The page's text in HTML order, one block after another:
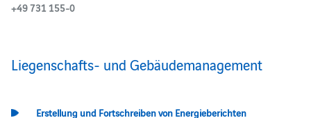
+49 731 155-0
Liegenschafts- und Gebäudemanagement
Erstellung und Fortschreiben von Energieberichten